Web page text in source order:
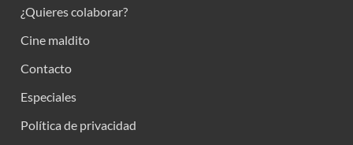
¿Quieres colaborar?
Cine maldito
Contacto
Especiales
Política de privacidad